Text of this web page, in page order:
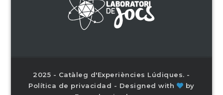
2025 - Catàleg d'Experiències Lúdiques. -
Política de privacidad - Designed with
by